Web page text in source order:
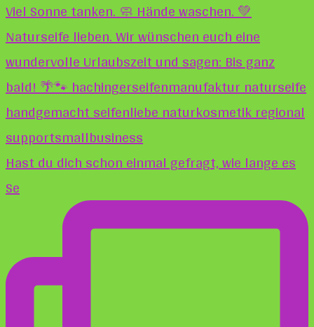
Hast du dich schon einmal gefragt, wie lange es
Se